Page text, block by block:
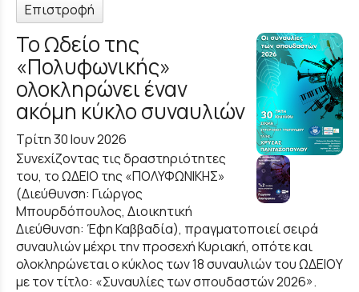
Επιστροφή
Το Ωδείο της
«Πολυφωνικής»
ολοκληρώνει έναν
ακόμη κύκλο συναυλιών
Τρίτη 30 Ιουν 2026
Συνεχίζοντας τις δραστηριότητες
του, το ΩΔΕΙΟ της «ΠΟΛΥΦΩΝΙΚΗΣ»
(Διεύθυνση: Γιώργος
Μπουρδόπουλος, Διοικητική
Διεύθυνση: Έφη Καββαδία), πραγματοποιεί σειρά
συναυλιών μέχρι την προσεχή Κυριακή, οπότε και
ολοκληρώνεται ο κύκλος των 18 συναυλιών του ΩΔΕΙΟΥ
με τον τίτλο: «Συναυλίες των σπουδαστών 2026».